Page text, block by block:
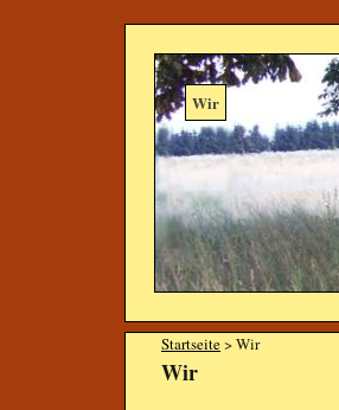
Wir
Startseite> Wir
Wir